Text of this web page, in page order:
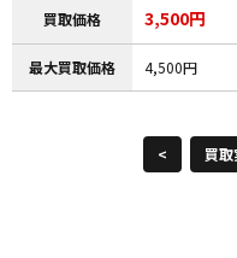
買取価格 3,500円
最大買取価格 4,500円
< 買